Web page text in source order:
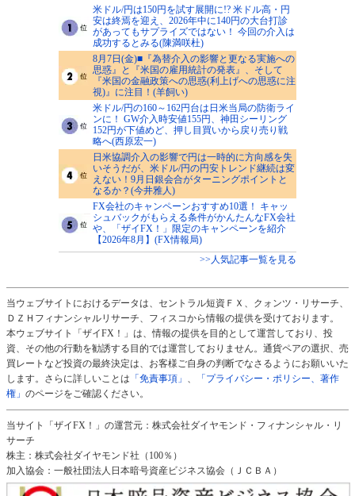
米ドル/円は150円を試す展開に!? 米ドル高・円
安は終焉を迎え、2026年中に140円の大台打診
があってもサプライズではない！ 今回の介入は
成功するとみる(陳満咲杜)
8月7日(金)■『為替介入の影響と更なる実施への
思惑』と『米国の雇用統計の発表』、そして
『米国の金融政策への思惑(利上げへの思惑に注
視)』に注目！(羊飼い)
米ドル/円の160～162円台は日米当局の防衛ライ
ンに！ GW介入時安値155円、神田シーリング
152円が下値めど、押し目買いから戻り売り戦
略へ(西原宏一)
日米協調介入の影響で円は一時的に方向感を失
いそうだが、米ドル/円の円安トレンド継続は変
えない！9月日銀会合がターニングポイントと
なるか？(今井雅人)
FX会社のキャンペーンおすすめ10選！ キャッ
シュバックがもらえる条件がかんたんなFX会社
や、「ザイFX！」限定のキャンペーンを紹介
【2026年8月】(FX情報局)
>>人気記事一覧を見る
当ウェブサイトにおけるデータは、セントラル短資ＦＸ、クォンツ・リサーチ、
ＤＺＨフィナンシャルリサーチ、フィスコから情報の提供を受けております。
本ウェブサイト「ザイFX！」は、情報の提供を目的として運営しており、投
資、その他の行動を勧誘する目的では運営しておりません。通貨ペアの選択、売
買レートなど投資の最終決定は、お客様ご自身の判断でなさるようにお願いいた
します。さらに詳しいことは 「免責事項」
「プライバシー・ポリシー、著作
権」 のページをご確認ください。
当サイト「ザイFX！」の運営元：株式会社ダイヤモンド・フィナンシャル・リ
サーチ
株主：株式会社ダイヤモンド社（100％）
加入協会：一般社団法人日本暗号資産ビジネス協会（ＪＣＢＡ）